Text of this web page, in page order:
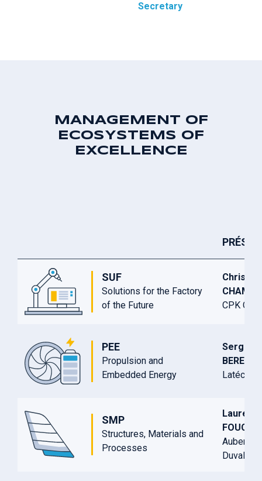
Secretary
MANAGEMENT OF
ECOSYSTEMS OF
EXCELLENCE
SUF
Solutions for the Factory
of the Future
CPK
PEE
Propulsion and
Embedded Energy
Serge
SMP
Structures, Materials and
Processes
Laurent
Aubert et
Duval